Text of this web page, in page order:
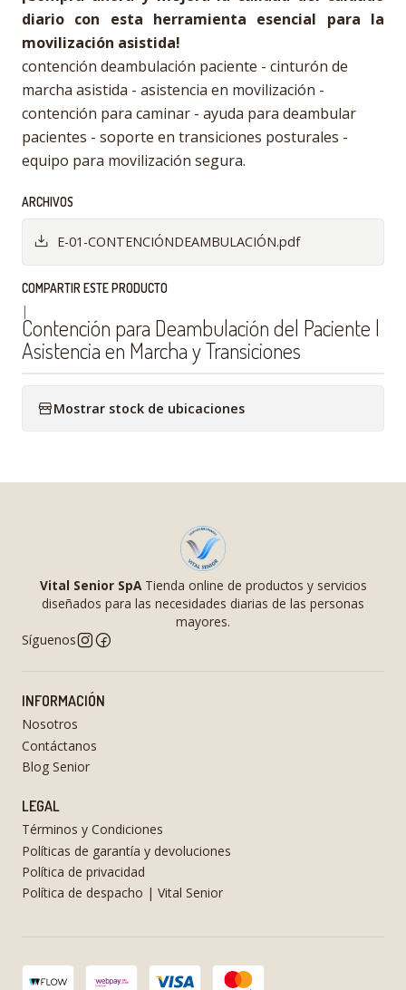
diario con esta herramienta esencial para la
movilización asistida!
contención deambulación paciente - cinturón de
marcha asistida - asistencia en movilización -
contención para caminar - ayuda para deambular
pacientes - soporte en transiciones posturales -
equipo para movilización segura.
ARCHIVOS
E-01-CONTENCIÓNDEAMBULACIÓN.pdf
COMPARTIR ESTE PRODUCTO
|
Contención para Deambulación del Paciente |
Asistencia en Marcha y Transiciones
Mostrar stock de ubicaciones
Vital Senior SpATienda online de productos y servicios
diseñados para las necesidades diarias de las personas
mayores.
Síguenos
INFORMACIÓN
Nosotros
Contáctanos
Blog Senior
LEGAL
Términos y Condiciones
Políticas de garantía y devoluciones
Política de privacidad
Política de despacho | Vital Senior